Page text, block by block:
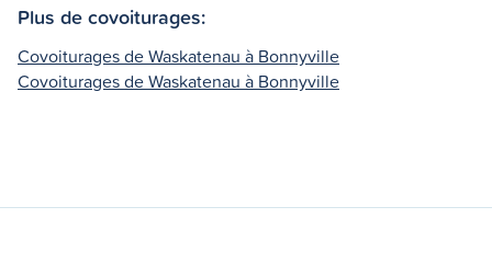
Plus de covoiturages:
Covoiturages de Waskatenau à Bonnyville
Covoiturages de Waskatenau à Bonnyville